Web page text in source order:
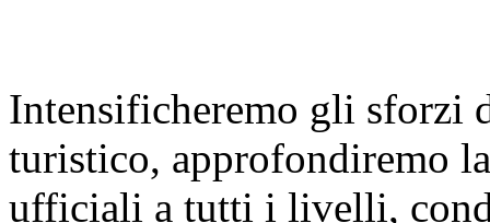
Intensificheremo gli sforzi
turistico, approfondiremo
ufficiali a tutti i livelli,